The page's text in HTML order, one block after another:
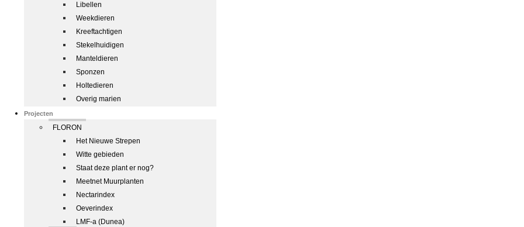
Libellen
Weekdieren
Kreeftachtigen
Stekelhuidigen
Manteldieren
Sponzen
Holtedieren
Overig marien
Projecten
FLORON
Het Nieuwe Strepen
Witte gebieden
Staat deze plant er nog?
Meetnet Muurplanten
Nectarindex
Oeverindex
LMF-a (Dunea)